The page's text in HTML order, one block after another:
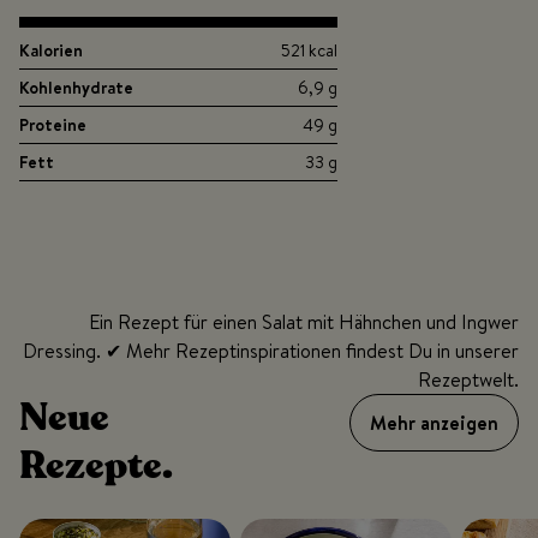
Kalorien
521 kcal
Kohlenhydrate
6,9 g
Proteine
49 g
Fett
33 g
Ein Rezept für einen Salat mit Hähnchen und Ingwer
Dressing. ✔ Mehr Rezeptinspirationen findest Du in unserer
Rezeptwelt.
Neue
Rezepte.
Mehr anzeigen